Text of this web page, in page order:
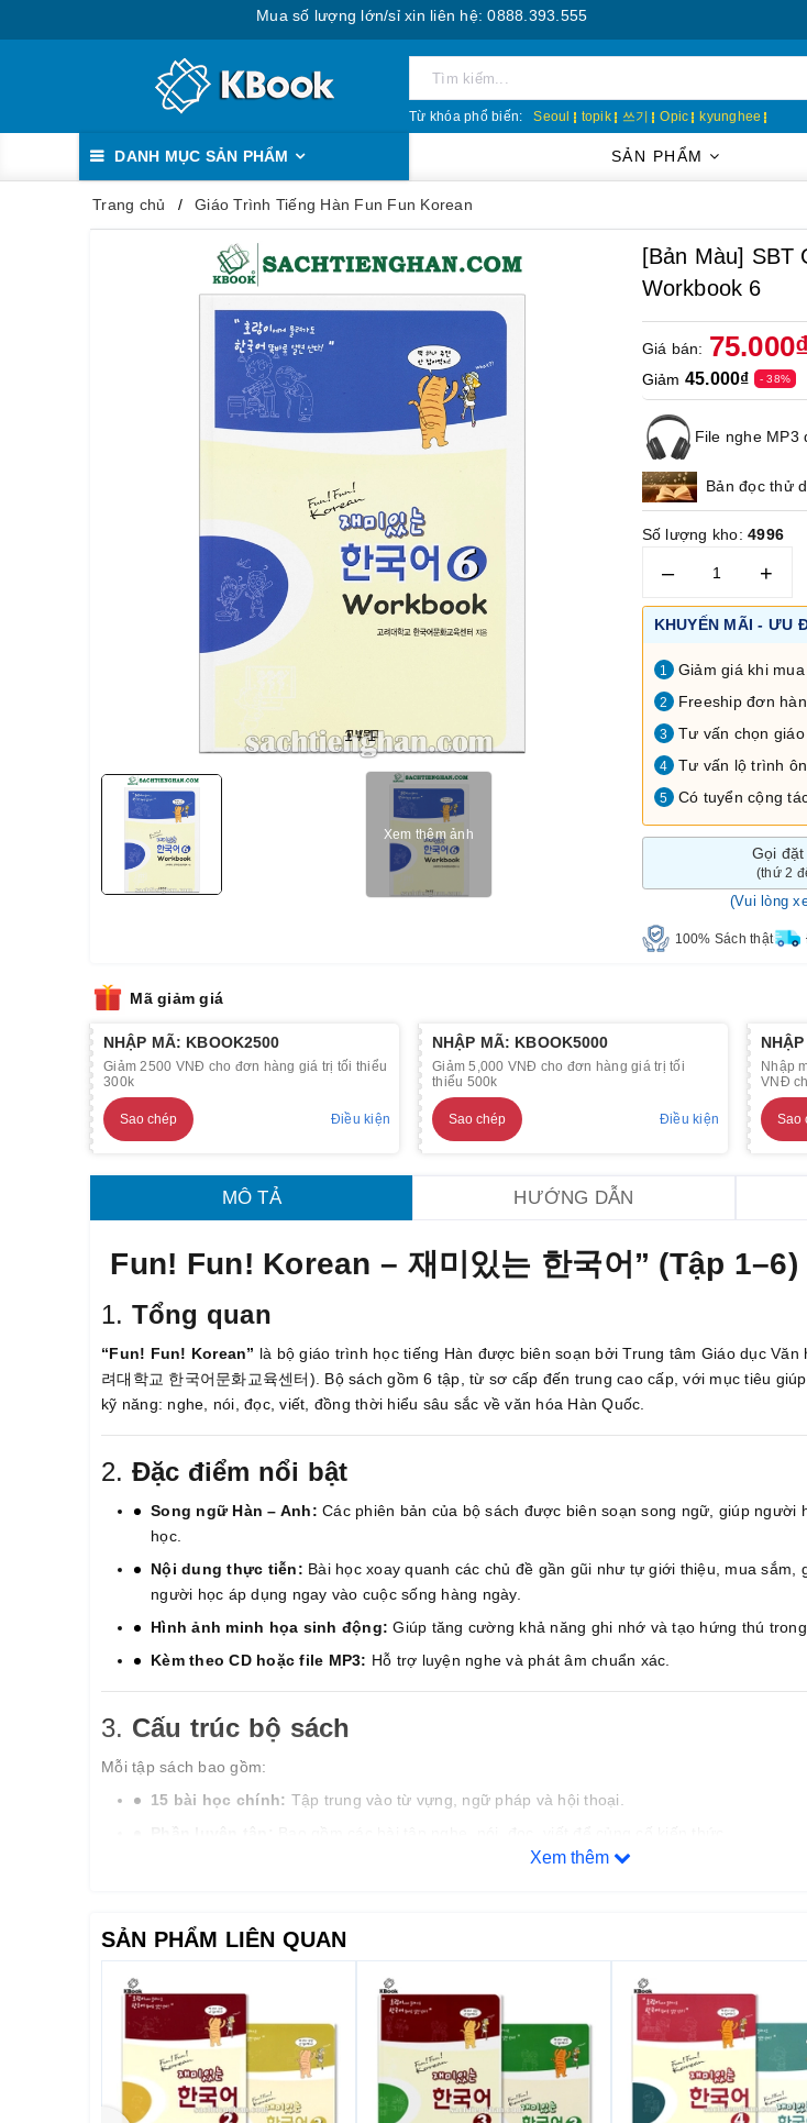
Mua số lượng lớn/sỉ xin liên hệ: 0888.393.555
Từ khóa phổ biến: Seoul topik 쓰기 Opic kyunghee
DANH MỤC SẢN PHẨM SẢN PHẨM
Trang chủ Giáo Trình Tiếng Hàn Fun Fun Korean
1/1
Xem thêm ảnh
[Bản Màu] SBT
Workbook 6
Giá bán:
Giảm 45.000₫ - 38%
File nghe MP3
Bản đọc thử
Số lượng kho:4996
– +
KHUYẾN MÃI - ƯU
1 Giảm giá khi
2 Freeship đơn
3 Tư vấn chọn
4 Tư vấn lộ trình ôn
5 Có tuyển cộng
Gọi đặt
(thứ 2
(Vui lòng
100% Sách thật
Mã giảm giá
NHẬP MÃ: KBOOK2500
Giảm 2500 VNĐ cho đơn hàng giá trị tối thiểu
300k
Sao chép Điều kiện
NHẬP MÃ: KBOOK5000
Giảm 5,000 VNĐ cho đơn hàng giá trị tối
thiểu 500k
Sao chép Điều kiện
Nhập
VNĐ
Sao
MÔ TẢ HƯỚNG DẪN
Fun! Fun! Korean – 재미있는 한국어” (Tập 1–6)
1. Tổng quan
“Fun! Fun! Korean” là bộ giáo trình học tiếng Hàn được biên soạn bởi Trung tâm Giáo dục Văn
려대학교 한국어문화교육센터). Bộ sách gồm 6 tập, từ sơ cấp đến trung cao cấp, với mục tiêu
kỹ năng: nghe, nói, đọc, viết, đồng thời hiểu sâu sắc về văn hóa Hàn Quốc.
2. Đặc điểm nổi bật
Song ngữ Hàn – Anh: Các phiên bản của bộ sách được biên soạn song ngữ, giúp người
học.
Nội dung thực tiễn: Bài học xoay quanh các chủ đề gần gũi như tự giới thiệu, mua sắm,
người học áp dụng ngay vào cuộc sống hàng ngày.
Hình ảnh minh họa sinh động: Giúp tăng cường khả năng ghi nhớ và tạo hứng thú
Kèm theo CD hoặc file MP3: Hỗ trợ luyện nghe và phát âm chuẩn xác.
3. Cấu trúc bộ sách
Mỗi tập sách bao gồm:
15 bài học chính: Tập trung vào từ vựng, ngữ pháp và hội thoại.
Giúp người học hệ thống lại kiến thức đã học.
4.Lợi ích khi sử dụng bộ giáo trình
Hiểu biết văn hóa Hàn Quốc:
Thông qua các bài học lồng ghép yếu tố văn hóa.
Chuẩn bị cho kỳ thi TOPIK:
Nội dung phù hợp với cấu trúc và yêu cầu của kỳ thi năng
Phù hợp cho tự học và giảng dạy:Thích hợp cho cả người tự học và giáo viên sử dụng
Xem thêm
SẢN PHẨM LIÊN QUAN